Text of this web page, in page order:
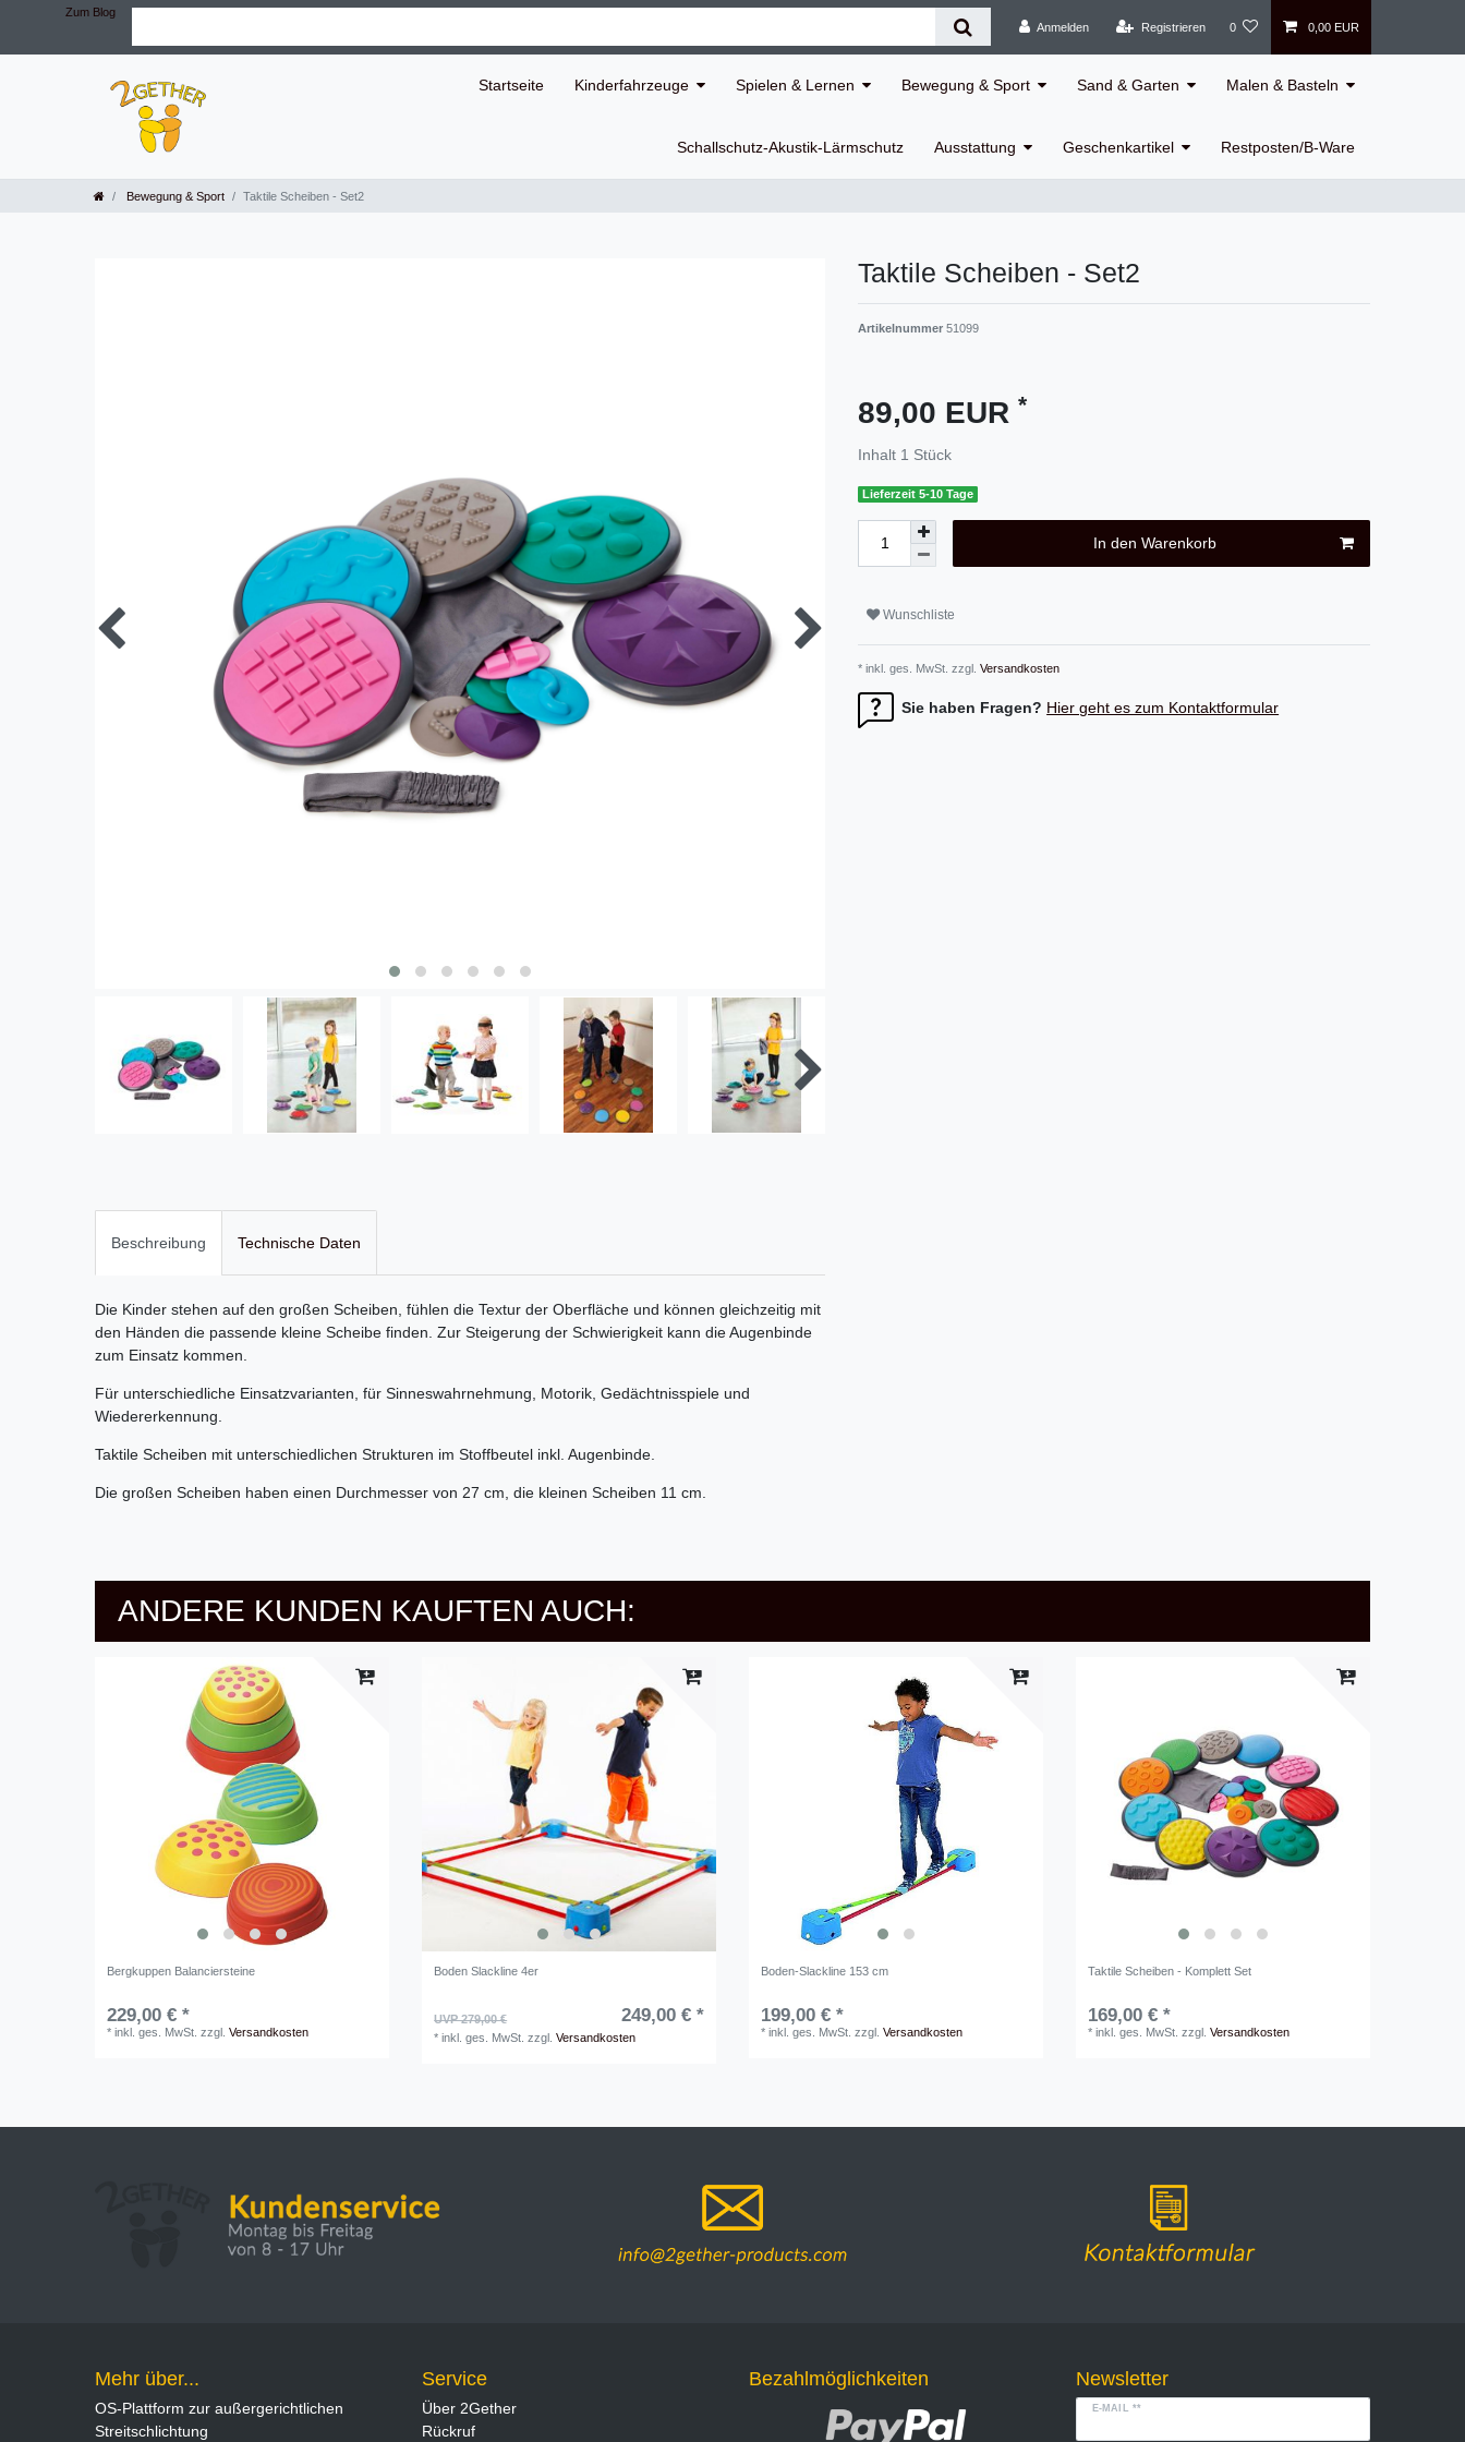
Zum Blog
Anmelden
Registrieren 0 0,00 EUR
Startseite Kinderfahrzeuge Spielen & Lernen Bewegung & Sport Sand & Garten Malen & Basteln
Schallschutz-Akustik-Lärmschutz Ausstattung Geschenkartikel Restposten/B-Ware
Bewegung & Sport Taktile Scheiben - Set2
Taktile Scheiben - Set2
Artikelnummer 51099
89,00 EUR *
Inhalt 1 Stück
Lieferzeit 5-10 Tage
In den Warenkorb
Wunschliste
* inkl. ges. MwSt. zzgl. Versandkosten
Sie haben Fragen? Hier geht es zum Kontaktformular
Beschreibung Technische Daten
Die Kinder stehen auf den großen Scheiben, fühlen die Textur der Oberfläche und können gleichzeitig mit
den Händen die passende kleine Scheibe finden. Zur Steigerung der Schwierigkeit kann die Augenbinde
zum Einsatz kommen.
Für unterschiedliche Einsatzvarianten, für Sinneswahrnehmung, Motorik, Gedächtnisspiele und
Wiedererkennung.
Taktile Scheiben mit unterschiedlichen Strukturen im Stoffbeutel inkl. Augenbinde.
Die großen Scheiben haben einen Durchmesser von 27 cm, die kleinen Scheiben 11 cm.
ANDERE KUNDEN KAUFTEN AUCH:
Bergkuppen Balanciersteine
229,00 € *
*inkl. ges. MwSt. zzgl.Versandkosten
Boden Slackline 4er
UVP 279,00 € 249,00 € *
*inkl. ges. MwSt. zzgl.Versandkosten
Boden-Slackline 153 cm
199,00 € *
*inkl. ges. MwSt. zzgl.Versandkosten
Taktile Scheiben - Komplett Set
169,00 € *
*inkl. ges. MwSt. zzgl.Versandkosten
Mehr über...
OS-Plattform zur außergerichtlichen
Streitschlichtung
Service
Über 2Gether
Rückruf
Bezahlmöglichkeiten Newsletter
E-MAIL **